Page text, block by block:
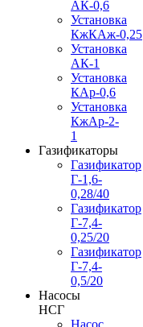
АК-0,6
Установка
КжКАж-0,25
Установка
АК-1
Установка
КАр-0,6
Установка
КжАр-2-
1
Газификаторы
Газификатор
Г-1,6-
0,28/40
Газификатор
Г-7,4-
0,25/20
Газификатор
Г-7,4-
0,5/20
Насосы
НСГ
Насос